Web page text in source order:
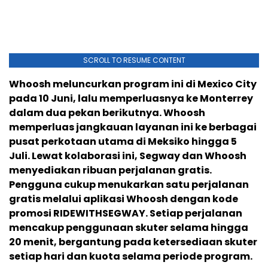
SCROLL TO RESUME CONTENT
Whoosh meluncurkan program ini di Mexico City
pada 10 Juni, lalu memperluasnya ke Monterrey
dalam dua pekan berikutnya. Whoosh
memperluas jangkauan layanan ini ke berbagai
pusat perkotaan utama di Meksiko hingga 5
Juli. Lewat kolaborasi ini, Segway dan Whoosh
menyediakan ribuan perjalanan gratis.
Pengguna cukup menukarkan satu perjalanan
gratis melalui aplikasi Whoosh dengan kode
promosi RIDEWITHSEGWAY. Setiap perjalanan
mencakup penggunaan skuter selama hingga
20 menit, bergantung pada ketersediaan skuter
setiap hari dan kuota selama periode program.